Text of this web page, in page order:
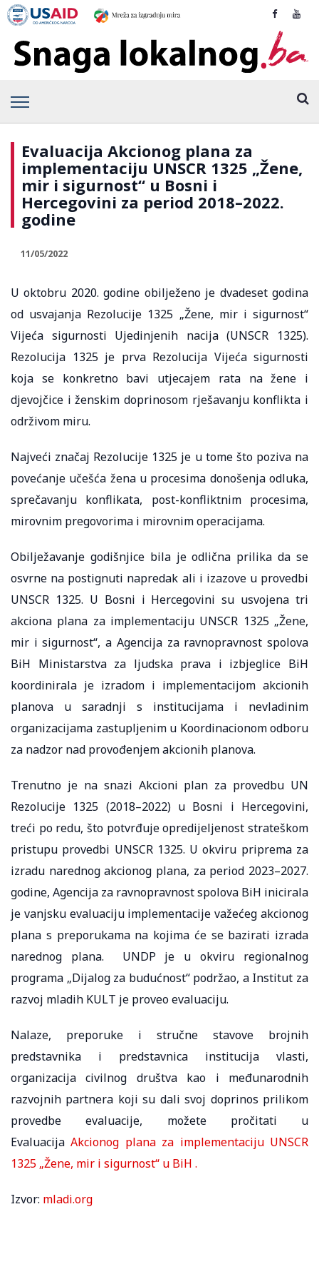
Evaluacija Akcionog plana za
implementaciju UNSCR 1325 „Žene,
mir i sigurnost“ u Bosni i
Hercegovini za period 2018–2022.
godine
11/05/2022
U oktobru 2020. godine obilježeno je dvadeset godina
od usvajanja Rezolucije 1325 „Žene, mir i sigurnost“
Vijeća sigurnosti Ujedinjenih nacija (UNSCR 1325).
Rezolucija 1325 je prva Rezolucija Vijeća sigurnosti
koja se konkretno bavi utjecajem rata na žene i
djevojčice i ženskim doprinosom rješavanju konflikta i
održivom miru.
Najveći značaj Rezolucije 1325 je u tome što poziva na
povećanje učešća žena u procesima donošenja odluka,
sprečavanju konflikata, post-konfliktnim procesima,
mirovnim pregovorima i mirovnim operacijama.
Obilježavanje godišnjice bila je odlična prilika da se
osvrne na postignuti napredak ali i izazove u provedbi
UNSCR 1325. U Bosni i Hercegovini su usvojena tri
akciona plana za implementaciju UNSCR 1325 „Žene,
mir i sigurnost“, a Agencija za ravnopravnost spolova
BiH Ministarstva za ljudska prava i izbjeglice BiH
koordinirala je izradom i implementacijom akcionih
planova u saradnji s institucijama i nevladinim
organizacijama zastupljenim u Koordinacionom odboru
za nadzor nad provođenjem akcionih planova.
Trenutno je na snazi Akcioni plan za provedbu UN
Rezolucije 1325 (2018–2022) u Bosni i Hercegovini,
treći po redu, što potvrđuje opredijeljenost strateškom
pristupu provedbi UNSCR 1325. U okviru priprema za
izradu narednog akcionog plana, za period 2023–2027.
godine, Agencija za ravnopravnost spolova BiH inicirala
je vanjsku evaluaciju implementacije važećeg akcionog
plana s preporukama na kojima će se bazirati izrada
narednog plana. UNDP je u okviru regionalnog
programa „Dijalog za budućnost“ podržao, a Institut za
razvoj mladih KULT je proveo evaluaciju.
Nalaze, preporuke i stručne stavove brojnih
predstavnika i predstavnica institucija vlasti,
organizacija civilnog društva kao i međunarodnih
razvojnih partnera koji su dali svoj doprinos prilikom
provedbe evaluacije, možete pročitati u
EvaluacijaAkcionog plana za implementaciju UNSCR
1325 „Žene, mir i sigurnost“ u BiH .
Izvor: mladi.org